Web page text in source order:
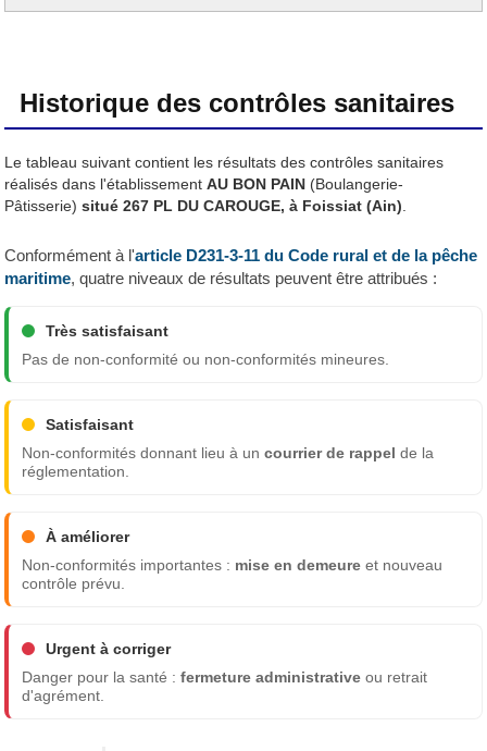
Historique des contrôles sanitaires
Le tableau suivant contient les résultats des contrôles sanitaires
réalisés dans l'établissementAU BON PAIN (Boulangerie-
Pâtisserie) situé 267 PL DU CAROUGE, à Foissiat (Ain)
Conformément à l'article D231-3-11 du Code rural et de la pêche
maritime, quatre niveaux de résultats peuvent être attribués :
Très satisfaisant
Pas de non-conformité ou non-conformités mineures.
Satisfaisant
Non-conformités donnant lieu à uncourrier de rappel de la
réglementation.
À améliorer
Non-conformités importantes : mise en demeure et nouveau
contrôle prévu.
Urgent à corriger
Danger pour la santé :fermeture administrative ou retrait
d'agrément.